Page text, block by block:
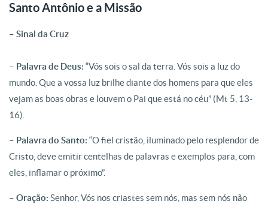
Santo Antônio e a Missão
– Sinal da Cruz
– Palavra de Deus: “Vós sois o sal da terra. Vós sois a luz do
mundo. Que a vossa luz brilhe diante dos homens para que eles
vejam as boas obras e louvem o Pai que está no céu” (Mt 5, 13-
16).
– Palavra do Santo: “O fiel cristão, iluminado pelo resplendor de
Cristo, deve emitir centelhas de palavras e exemplos para, com
eles, inflamar o próximo”.
– Oração: Senhor, Vós nos criastes sem nós, mas sem nós não